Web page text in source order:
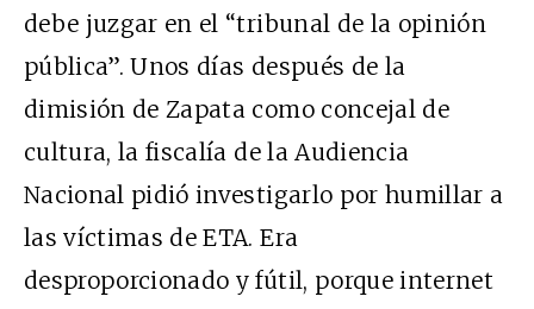
debe juzgar en el “tribunal de la opinión
pública”. Unos días después de la
dimisión de Zapata como concejal de
cultura, la fiscalía de la Audiencia
Nacional pidió investigarlo por humillar a
las víctimas de ETA. Era
desproporcionado y fútil, porque internet